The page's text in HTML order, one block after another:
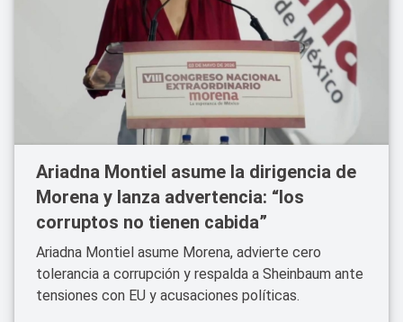
Ariadna Montiel asume la dirigencia de
Morena y lanza advertencia: “los
corruptos no tienen cabida”
Ariadna Montiel asume Morena, advierte cero
tolerancia a corrupción y respalda a Sheinbaum ante
tensiones con EU y acusaciones políticas.